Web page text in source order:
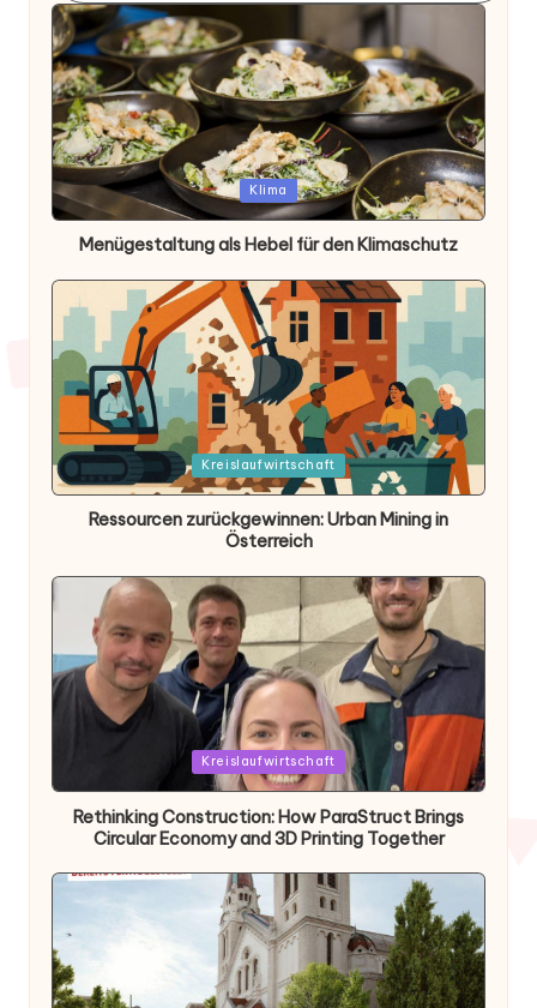
Posted
in
Klima
Menügestaltung als Hebel für den Klimaschutz
Posted
in
Kreislaufwirtschaft
Ressourcen zurückgewinnen: Urban Mining in
Österreich
Kreislaufwirtschaft
Rethinking Construction: How ParaStruct Brings
Circular Economy and 3D Printing Together